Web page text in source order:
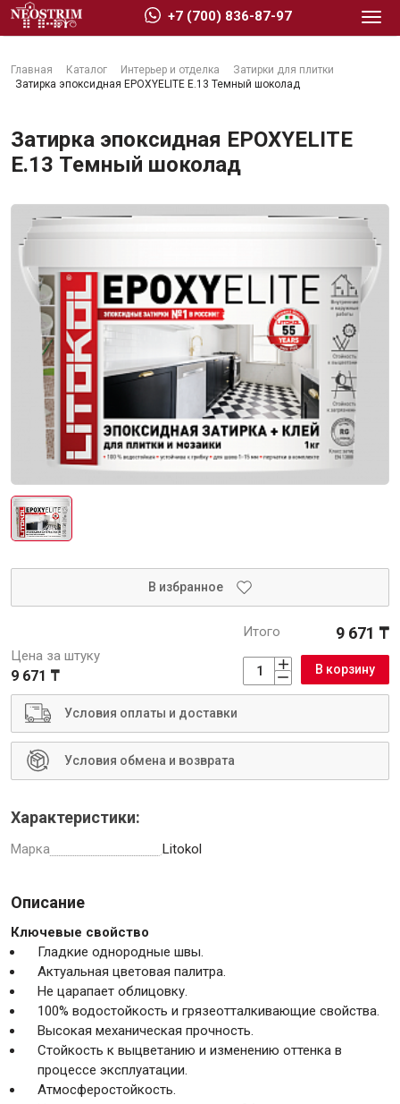
Главная Каталог Интерьер и отделка
Затирки для плитки
Затирка эпоксидная EPOXYELITE E.13 Темный шоколад
Затирка эпоксидная EPOXYELITE
E.13 Темный шоколад
В избранное
Цена за штуку
9 671 ₸
Итого 9 671 ₸
В корзину
Условия оплаты и доставки
Условия обмена и возврата
Характеристики:
Марка Litokol
Описание
Ключевые свойство
Гладкие однородные швы.
Актуальная цветовая палитра.
Не царапает облицовку.
100% водостойкость и грязеотталкивающие свойства.
Высокая механическая прочность.
Стойкость к выцветанию и изменению оттенка в
процессе эксплуатации.
Атмосферостойкость.
+7 (700) 836-87-97
Стройматериалы
Сухие строительные смеси
Изоляционные материалы
Кровельные материалы
Ещё 2
Интерьер и отделка
Лакокрасочные материалы
Герметики
Клеи, жидкие гвозди
Обои
Водоснабжение и водоотведение
Электро-оборудование
Малярный инструмент
Специализированный инструмент
Пистолеты для ремонта
Инструмент для штукатурно-отделочных работ
Ещё 2